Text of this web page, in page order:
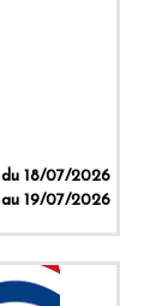
du 18/07/2026
au 19/07/2026